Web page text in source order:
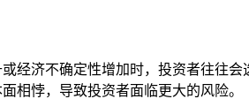
经济不确定性增加时，投资者往往
相悖，导致投资者面临更大的风险。